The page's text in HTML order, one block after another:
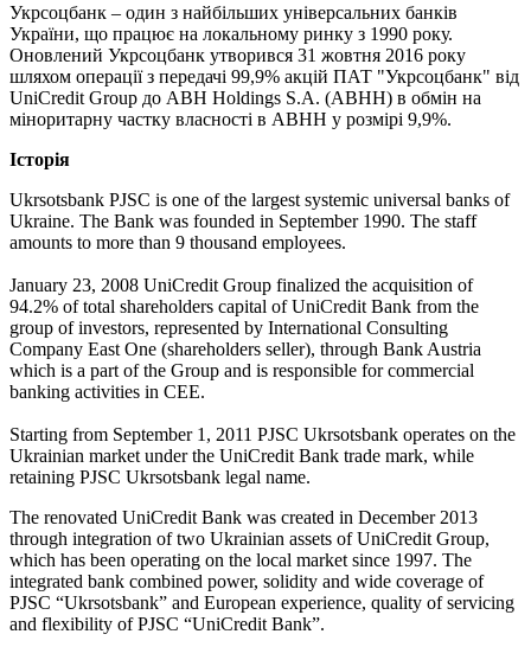
Укрсоцбанк – один з найбільших універсальних банків
України, що працює на локальному ринку з 1990 року.
Оновлений Укрсоцбанк утворився 31 жовтня 2016 року
шляхом операції з передачі 99,9% акцій ПАТ "Укрсоцбанк" від
UniCredit Group до ABH Holdings S.A. (АВНН) в обмін на
міноритарну частку власності в ABHH у розмірі 9,9%.
Історія
Ukrsotsbank PJSC is one of the largest systemic universal banks of
Ukraine. The Bank was founded in September 1990. The staff
amounts to more than 9 thousand employees.
January 23, 2008 UniCredit Group finalized the acquisition of
94.2% of total shareholders capital of UniCredit Bank from the
group of investors, represented by International Consulting
Company East One (shareholders seller), through Bank Austria
which is a part of the Group and is responsible for commercial
banking activities in CEE.
Starting from September 1, 2011 PJSC Ukrsotsbank operates on the
Ukrainian market under the UniCredit Bank trade mark, while
retaining PJSC Ukrsotsbank legal name.
The renovated UniCredit Bank was created in December 2013
through integration of two Ukrainian assets of UniCredit Group,
which has been operating on the local market since 1997. The
integrated bank combined power, solidity and wide coverage of
PJSC “Ukrsotsbank” and European experience, quality of servicing
and flexibility of PJSC “UniCredit Bank”.